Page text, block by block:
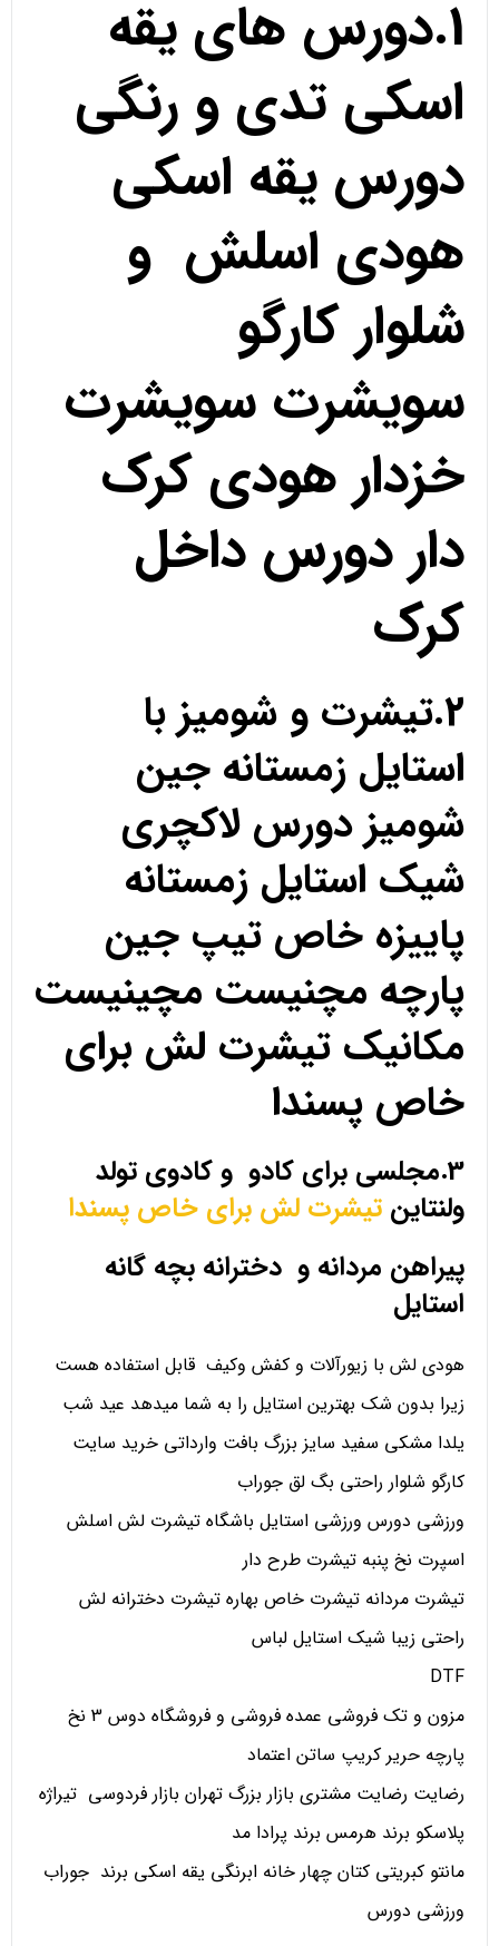
1.دورس های یقه
اسکی تدی و رنگی
دورس یقه اسکی
هودی اسلش و
شلوار کارگو
سویشرت سویشرت
خزدار هودی کرک
دار دورس داخل
کرک
2.تیشرت و شومیز با
استایل زمستانه جین
شومیز دورس لاکچری
شیک استایل زمستانه
پاییزه خاص تیپ جین
پارچه مچنیست مچینیست
مکانیک تیشرت لش برای
خاص پسندا
3.مجلسی برای کادو و کادوی تولد
ولنتاین تیشرت لش برای خاص پسندا
پیراهن مردانه و دخترانه بچه گانه
استایل
هودی لش با زیورآلات و کفش وکیف قابل استفاده هست
زیرا بدون شک بهترین استایل را به شما میدهد عید شب
یلدا مشکی سفید سایز بزرگ بافت وارداتی خرید سایت
کارگو شلوار راحتی بگ لق جوراب
ورزشی دورس ورزشی استایل باشگاه تیشرت لش اسلش
اسپرت نخ پنبه تیشرت طرح دار
تیشرت مردانه تیشرت خاص بهاره تیشرت دخترانه لش
راحتی زیبا شیک استایل لباس
DTF
مزون و تک فروشی عمده فروشی و فروشگاه دوس 3 نخ
پارچه حریر کریپ ساتن اعتماد
رضایت رضایت مشتری بازار بزرگ تهران بازار فردوسی تیراژه
پلاسکو برند هرمس برند پرادا مد
مانتو کبریتی کتان چهار خانه ابرنگی یقه اسکی برند جوراب
ورزشی دورس